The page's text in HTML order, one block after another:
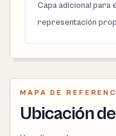
Capa adicional para
representación
MAPA DE
Ubicación